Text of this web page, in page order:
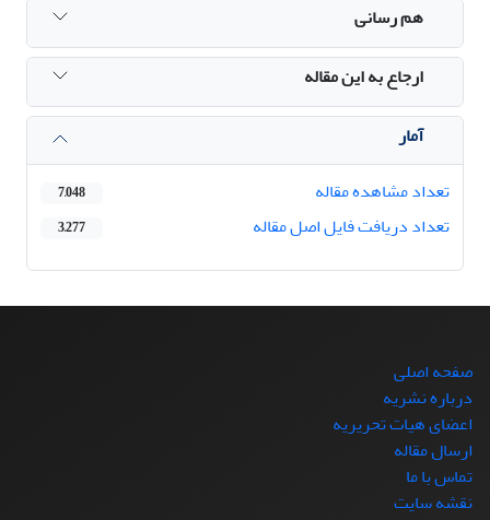
هم رسانی
ارجاع به این مقاله
آمار
تعداد مشاهده مقاله
7,048
تعداد دریافت فایل اصل مقاله 3,277
صفحه اصلی
درباره نشریه
اعضای هیات تحریریه
ارسال مقاله
تماس با ما
نقشه سایت